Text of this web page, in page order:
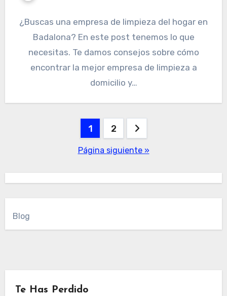
¿Buscas una empresa de limpieza del hogar en
Badalona? En este post tenemos lo que
necesitas. Te damos consejos sobre cómo
encontrar la mejor empresa de limpieza a
domicilio y…
1 2
Página siguiente »
Blog
Te Has Perdido